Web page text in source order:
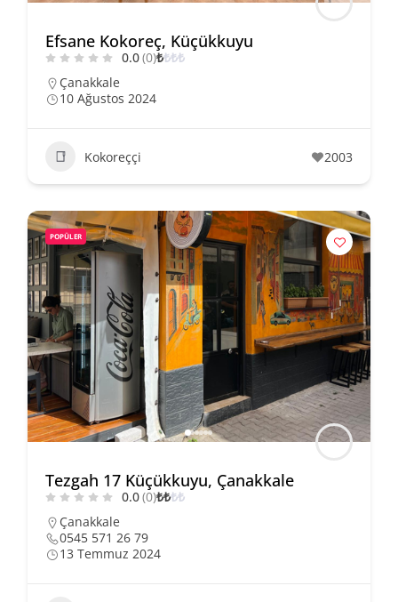
Efsane Kokoreç, Küçükkuyu
0.0(0)₺₺₺₺
Çanakkale
10 Ağustos 2024
Kokoreççi 2003
POPÜLER
Tezgah 17 Küçükkuyu, Çanakkale
0.0(0)₺₺₺₺
Çanakkale
0545 571 26 79
13 Temmuz 2024